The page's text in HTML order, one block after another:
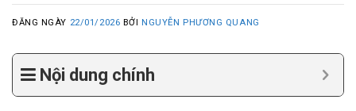
ĐĂNG NGÀY 22/01/2026 BỞI NGUYỄN PHƯƠNG QUANG
Nội dung chính